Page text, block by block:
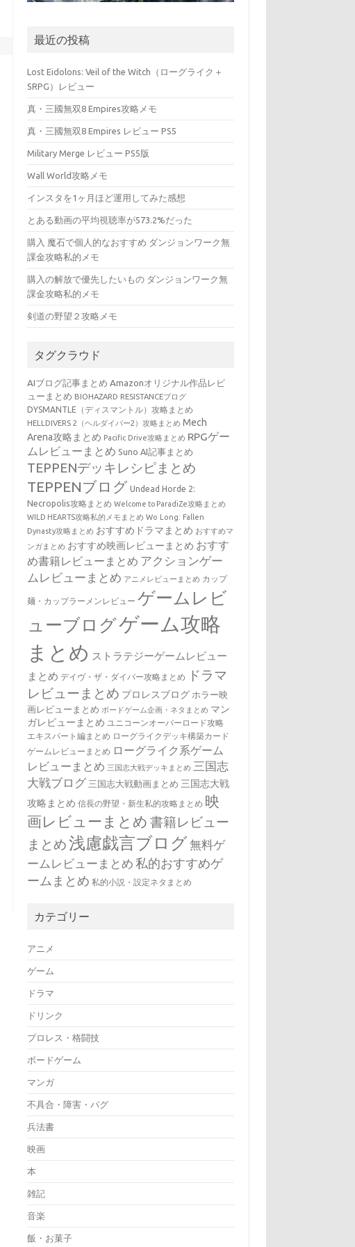
最近の投稿
Lost Eidolons: Veil of the Witch（ローグライク＋
SRPG）レビュー
真・三國無双8 Empires攻略メモ
真・三國無双8 Empires レビュー PS5
Military Merge レビュー PS5版
Wall World攻略メモ
インスタを1ヶ月ほど運用してみた感想
とある動画の平均視聴率が573.2%だった
購入 魔石で個人的なおすすめ ダンジョンワーク無
課金攻略私的メモ
購入の解放で優先したいもの ダンジョンワーク無
課金攻略私的メモ
剣道の野望２攻略メモ
タグクラウド
AIブログ記事まとめ Amazonオリジナル作品レビ
ューまとめ BIOHAZARD RESISTANCEブログ
DYSMANTLE（ディスマントル）攻略まとめ
HELLDIVERS 2（ヘルダイバー2）攻略まとめ Mech
Arena攻略まとめ Pacific Drive攻略まとめ RPGゲー
ムレビューまとめ Suno AI記事まとめ
TEPPENデッキレシピまとめ
TEPPENブログ Undead Horde 2:
Necropolis攻略まとめ Welcome to ParadiZe攻略まとめ
WILD HEARTS攻略私的メモまとめ Wo Long: Fallen
Dynasty攻略まとめ おすすめドラマまとめ おすすめマ
ンガまとめ おすすめ映画レビューまとめ おすす
め書籍レビューまとめ アクションゲー
ムレビューまとめ アニメレビューまとめ カップ
麺・カップラーメンレビュー ゲームレビ
ューブログゲーム攻略
まとめ ストラテジーゲームレビュー
まとめ デイヴ・ザ・ダイバー攻略まとめ
ドラマ
レビューまとめ プロレスブログ ホラー映
画レビューまとめ ボードゲーム企画・ネタまとめ マン
ガレビューまとめ ユニコーンオーバーロード攻略
エキスパート編まとめ ローグライクデッキ構築カード
ゲームレビューまとめ ローグライク系ゲーム
レビューまとめ 三国志大戦デッキまとめ 三国志
大戦ブログ 三国志大戦動画まとめ 三国志大戦
攻略まとめ 信長の野望・新生私的攻略まとめ 映
画レビューまとめ 書籍レビュー
まとめ浅慮戯言ブログ無料ゲ
ームレビューまとめ 私的おすすめゲ
ームまとめ 私的小説・設定ネタまとめ
カテゴリー
アニメ
ゲーム
ドラマ
ドリンク
プロレス・格闘技
ボードゲーム
マンガ
不具合・障害・バグ
兵法書
映画
本
雑記
音楽
飯・お菓子